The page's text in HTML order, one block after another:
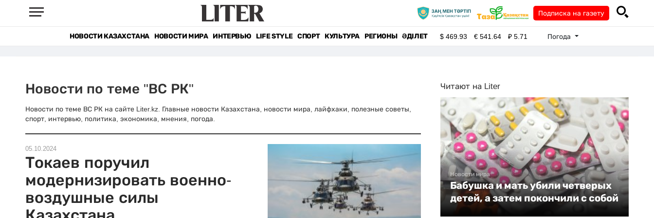
Подписка на газету
НОВОСТИ КАЗАХСТАНА НОВОСТИ МИРА ИНТЕРВЬЮ LIFE STYLE СПОРТ КУЛЬТУРА РЕГИОНЫ ӘДІЛЕТ $469.93 €541.64 ₽5.71 Погода
Новости по теме "ВС РК"
Новости по теме ВС РК на сайте Liter.kz. Главные новости Казахстана, новости мира, лайфхаки, полезные советы,
спорт, интервью, политика, экономика, мнения, погода.
05.10.2024
Токаев поручил
модернизировать военно-
воздушные силы
Читают на Liter
Новости мира
Бабушка и мать убили четверых
детей, а затем покончили с собой